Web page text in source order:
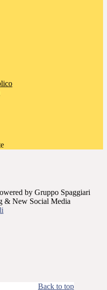
by Gruppo Spaggiari
& New Social Media
Back to top